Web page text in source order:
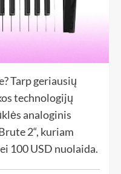
Tarp geriausių
technologijų
analoginis
2“, kuriam
100 USD nuolaida.